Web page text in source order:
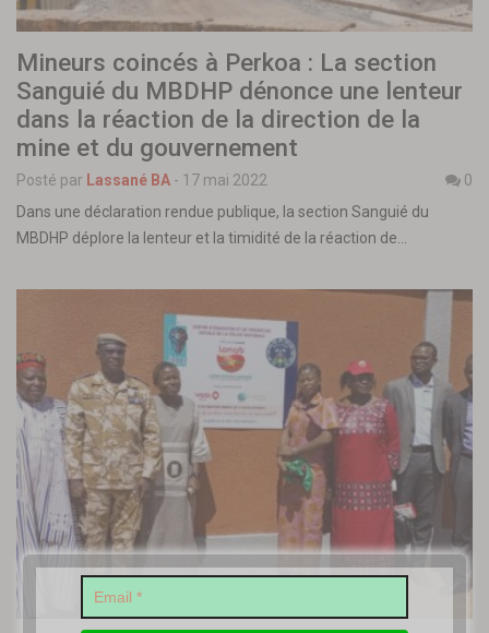
Mineurs coincés à Perkoa : La section
Sanguié du MBDHP dénonce une lenteur
dans la réaction de la direction de la
mine et du gouvernement
Posté par Lassané BA - 17 mai 2022
0
Dans une déclaration rendue publique, la section Sanguié du
MBDHP déplore la lenteur et la timidité de la réaction de…